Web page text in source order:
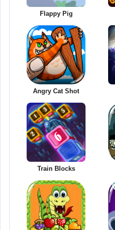
Flappy Pig
Angry Cat Shot
Train Blocks